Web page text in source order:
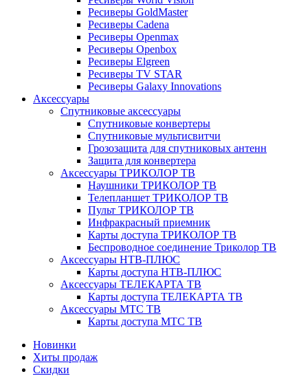
Ресиверы GoldMaster
Ресиверы Cadena
Ресиверы Openmax
Ресиверы Openbox
Ресиверы Elgreen
Ресиверы TV STAR
Ресиверы Galaxy Innovations
Аксессуары
Спутниковые аксессуары
Спутниковые конвертеры
Спутниковые мультисвитчи
Грозозащита для спутниковых антенн
Защита для конвертера
Аксессуары ТРИКОЛОР ТВ
Наушники ТРИКОЛОР ТВ
Телепланшет ТРИКОЛОР ТВ
Пульт ТРИКОЛОР ТВ
Инфракрасный приемник
Карты доступа ТРИКОЛОР ТВ
Беспроводное соединение Триколор ТВ
Аксессуары НТВ-ПЛЮС
Карты доступа НТВ-ПЛЮС
Аксессуары ТЕЛЕКАРТА ТВ
Карты доступа ТЕЛЕКАРТА ТВ
Аксессуары МТС ТВ
Карты доступа МТС ТВ
Новинки
Хиты продаж
Скидки